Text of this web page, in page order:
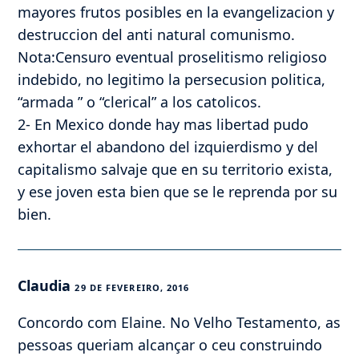
mayores frutos posibles en la evangelizacion y
destruccion del anti natural comunismo.
Nota:Censuro eventual proselitismo religioso
indebido, no legitimo la persecusion politica,
“armada ” o “clerical” a los catolicos.
2- En Mexico donde hay mas libertad pudo
exhortar el abandono del izquierdismo y del
capitalismo salvaje que en su territorio exista,
y ese joven esta bien que se le reprenda por su
bien.
Claudia29 DE FEVEREIRO, 2016
Concordo com Elaine. No Velho Testamento, as
pessoas queriam alcançar o ceu construindo